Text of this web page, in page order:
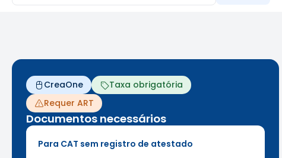
CreaOne
Taxa obrigatória
Requer ART
Documentos necessários
Para CAT sem registro de atestado